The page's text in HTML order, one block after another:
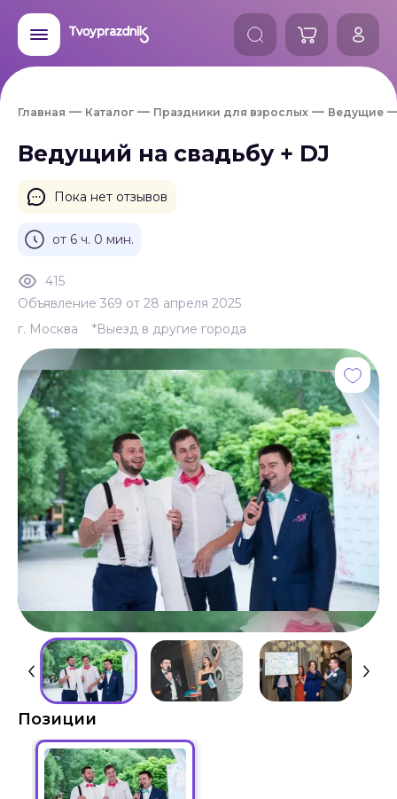
Главная Каталог Праздники для взрослых Ведущие
Ведущий на свадьбу + DJ
Пока нет отзывов
от 6 ч. 0 мин.
Объявление 369 от 28 апреля 2025
415
г. Москва *Выезд в другие города
Позиции